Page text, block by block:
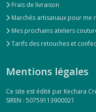
Frais de livraison
Marchés artisanaux pour me
Mes prochains ateliers
Tarifs des retouches et
Mentions légales
Ce site est édité par Kechara
SIREN : 50759113900021